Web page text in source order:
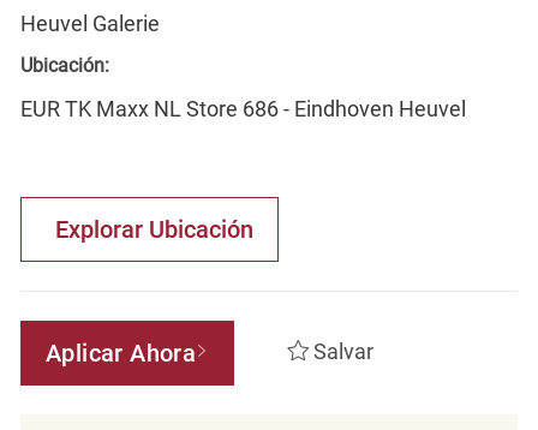
Heuvel Galerie
Ubicación:
EUR TK Maxx NL Store 686 - Eindhoven Heuvel
Explorar Ubicación
Aplicar Ahora Salvar